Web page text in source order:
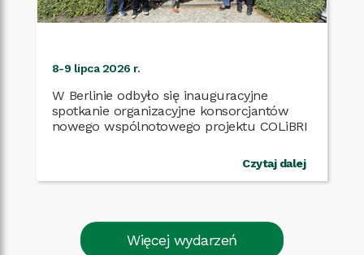
8-9 lipca 2026 r.
W Berlinie odbyło się inauguracyjne
spotkanie organizacyjne konsorcjantów
nowego wspólnotowego projektu COLiBRI
Czytaj dalej
Więcej wydarzeń